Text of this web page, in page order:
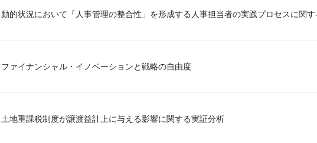
動的状況において「人事管理の整合性」を形成する人事担当者の実践プロセスに関
ファイナンシャル・イノベーションと戦略の自由度
土地重課税制度が譲渡益計上に与える影響に関する実証分析